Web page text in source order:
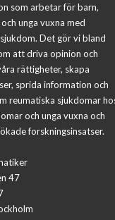
som arbetar för barn,
unga vuxna med
Det gör vi bland
att driva opinion och
rättigheter, skapa
sprida information och
reumatiska sjukdomar
och unga vuxna och
forskningsinsatser.
47